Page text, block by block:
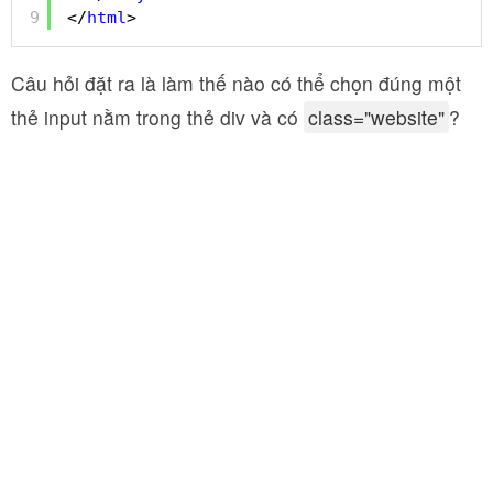
9
</html>
Câu hỏi đặt ra là làm thế nào có thể chọn đúng một
thẻ input nằm trong thẻ div và có class="website" ?